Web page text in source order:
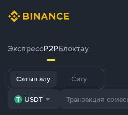
ЭкспрессP2PБлоктау
Сатып алу Сату
USDT